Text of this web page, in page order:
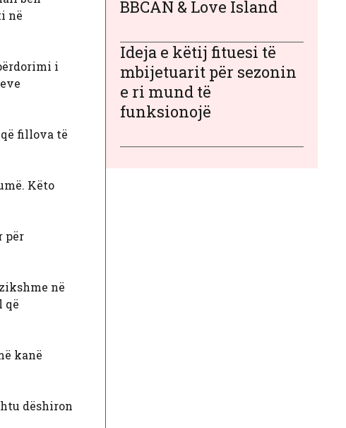
në
i
fillova të
Këto
për
në
që
kanë
dëshiron
BBCAN & Love Island
Ideja e këtij fituesi të
mbijetuarit për sezonin
e ri mund të
funksionojë